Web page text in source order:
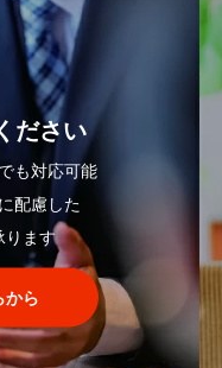
ださい
も対応可能
配慮した
ります
から